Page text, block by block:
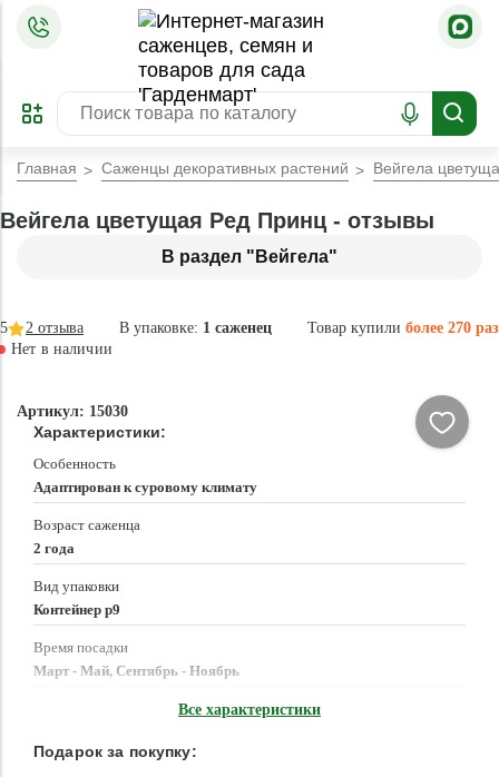
ПРЕДЗАКАЗ
ЗАБРОНИРОВАТЬ
ЛУЧШЕЕ
Главная Саженцы декоративных растений Вейгела
В раздел "Вейгела"
Вейгела цветущая Ред Принц - отзывы
В упаковке: 1 саженец Товар купили более 270 раз
5 2 отзыва
Нет в наличии
Артикул: 15030
Характеристики:
Особенность
Адаптирован к суровому климату
Возраст саженца
2 года
Вид упаковки
Контейнер p9
Время посадки
Март - Май, Сентябрь - Ноябрь
Все характеристики
Подарок за покупку: